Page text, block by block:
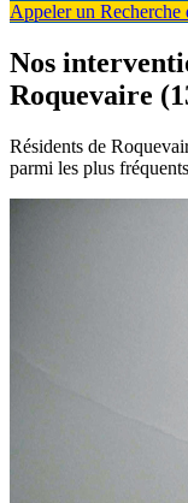
Appeler un Recherche
Nos
Roquevaire
Résidents de
parmi les plus